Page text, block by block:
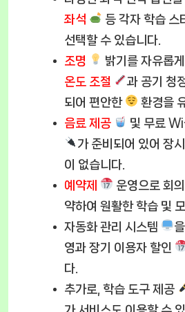
좌석
등 각자 학습 스
선택할 수 있습니다.
조명
밝기를 자유롭
온도 조절
과 공기 청
되어 편안한
환경을
음료 제공
및 무료
가 준비되어 있어 장
이 없습니다.
예약제
운영으로 회
약하여 원활한 학습 및
자동화 관리 시스템
영과 장기 이용자 할인
다.
추가로, 학습 도구 제공